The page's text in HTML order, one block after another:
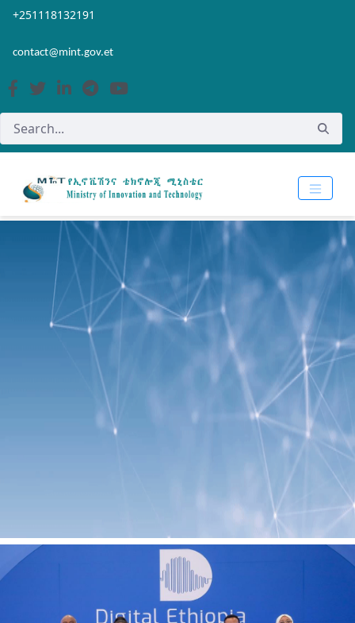
Skip to Main Content
Open Accessibility Menu
+251118132191
contact@mint.gov.et